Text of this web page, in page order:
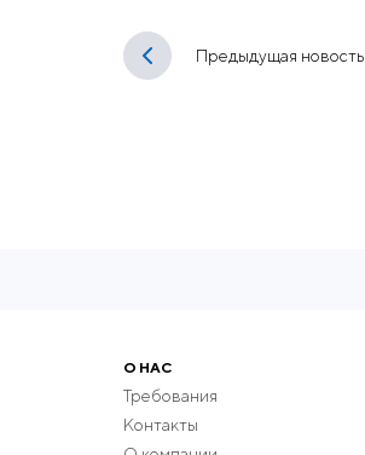
Предыдущая новость
О НАС
Требования
Контакты